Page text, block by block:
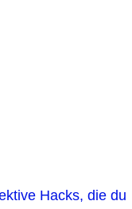
Hacks, die du